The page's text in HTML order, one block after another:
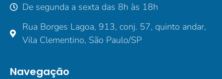
De segunda a sexta das 8h às 18h
Rua Borges Lagoa, 913, conj. 57, quinto andar,
Vila Clementino, São Paulo/SP
Navegação